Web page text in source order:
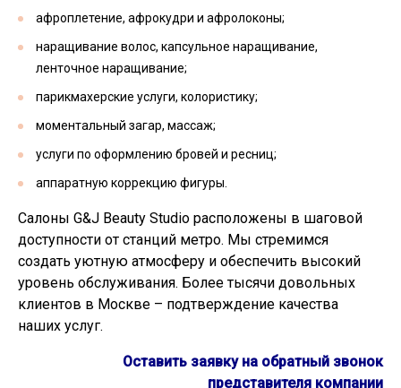
афроплетение, афрокудри и афролоконы;
наращивание волос, капсульное наращивание,
ленточное наращивание;
парикмахерские услуги, колористику;
моментальный загар, массаж;
услуги по оформлению бровей и ресниц;
аппаратную коррекцию фигуры.
Салоны G&J Beauty Studio расположены в шаговой
доступности от станций метро. Мы стремимся
создать уютную атмосферу и обеспечить высокий
уровень обслуживания. Более тысячи довольных
клиентов в Москве – подтверждение качества
наших услуг.
Оставить заявку на обратный звонок
представителя компании